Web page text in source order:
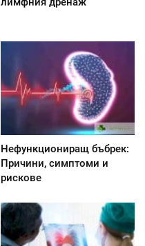
Нефункциониращ бъбрек:
Причини, симптоми и
рискове